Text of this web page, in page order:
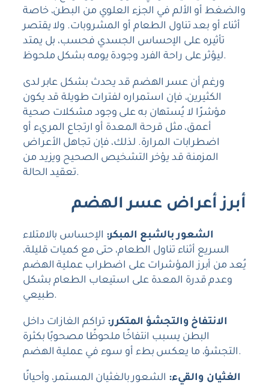
والضغط أو الألم في الجزء العلوي من البطن، خاصة
أثناء أو بعد تناول الطعام أو المشروبات. ولا يقتصر
تأثيره على الإحساس الجسدي فحسب، بل يمتد
ليؤثر على راحة الفرد وجودة يومه بشكل ملحوظ.
ورغم أن عسر الهضم قد يحدث بشكل عابر لدى
الكثيرين، فإن استمراره لفترات طويلة قد يكون
مؤشرًا لا يُستهان به على وجود مشكلات صحية
أعمق، مثل قرحة المعدة أو ارتجاع المريء أو
اضطرابات المرارة. لذلك، فإن تجاهل الأعراض
المزمنة قد يؤخر التشخيص الصحيح ويزيد من
تعقيد الحالة.
أبرز أعراض عسر الهضم
الشعور بالشبع المبكر: الإحساس بالامتلاء
السريع أثناء تناول الطعام، حتى مع كميات قليلة،
يُعد من أبرز المؤشرات على اضطراب عملية الهضم
وعدم قدرة المعدة على استيعاب الطعام بشكل
طبيعي.
الانتفاخ والتجشؤ المتكرر: تراكم الغازات داخل
البطن يسبب انتفاخًا ملحوظًا مصحوبًا بكثرة
التجشؤ، ما يعكس بطء أو سوء في عملية الهضم.
الغثيان والقيء: الشعور بالغثيان المستمر، وأحيانًا